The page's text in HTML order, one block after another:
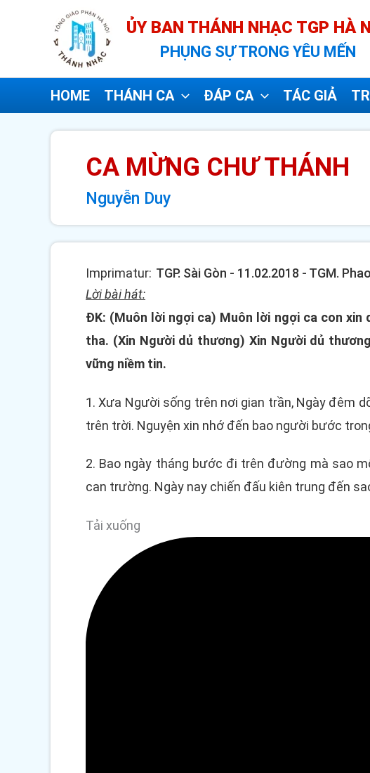
dung
ỦY BAN THÁNH NHẠC TGP HÀ
PHỤNG SỰ TRONG YÊU MẾN
HOME THÁNH CA ĐÁP CA TÁC GIẢ
CA MỪNG CHƯ THÁNH
Nguyễn Duy
Imprimatur: TGP. Sài Gòn - 11.02.2018 - TGM.
Lời bài hát:
ĐK: (Muôn lời ngợi ca) Muôn lời ngợi ca con
tha. (Xin Người dủ thương) Xin Người dủ
vững niềm tin.
1. Xưa Người sống trên nơi gian trần, Ngày đêm
trên trời. Nguyện xin nhớ đến bao người bước
2. Bao ngày tháng bước đi trên đường mà sao
can trường. Ngày nay chiến đấu kiên trung đến
Tải xuống